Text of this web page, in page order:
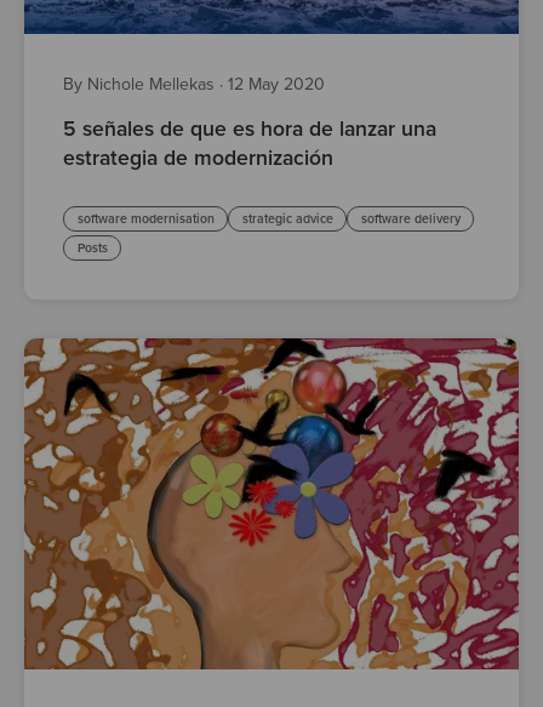
By Nichole Mellekas · 12 May 2020
5 señales de que es hora de lanzar una
estrategia de modernización
software modernisation strategic advice
software delivery
Posts